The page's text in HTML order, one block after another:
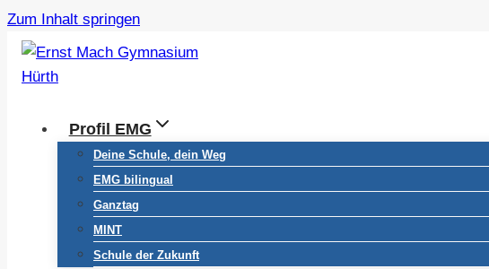
Zum Inhalt springen
Profil EMG
Deine Schule, dein Weg
EMG bilingual
Ganztag
MINT
Schule der Zukunft